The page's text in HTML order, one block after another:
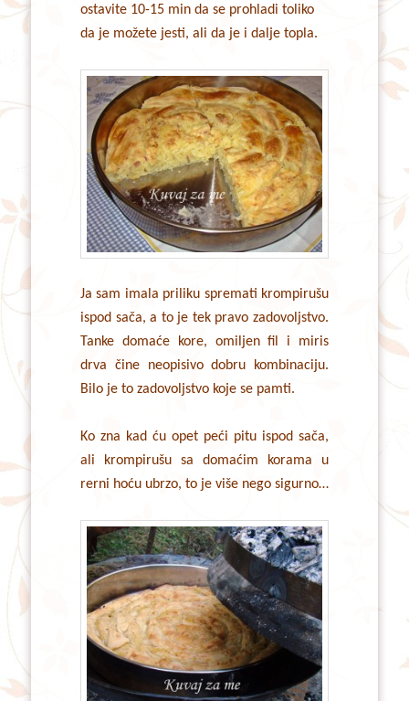
ostavite 10-15 min da se prohladi toliko
da je možete jesti, ali da je i dalje topla.
Ja sam imala priliku spremati krompirušu
ispod sača, a to je tek pravo zadovoljstvo.
Tanke domaće kore, omiljen fil i miris
drva čine neopisivo dobru kombinaciju.
Bilo je to zadovoljstvo koje se pamti.
Ko zna kad ću opet peći pitu ispod sača,
ali krompirušu sa domaćim korama u
rerni hoću ubrzo, to je više nego sigurno…